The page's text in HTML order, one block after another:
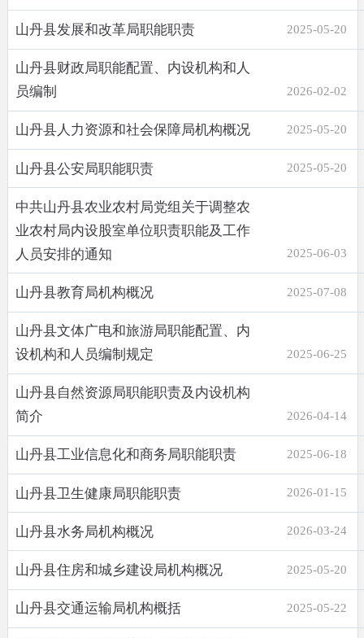
山丹县发展和改革局职能职责 2025-05-20
山丹县财政局职能配置、内设机构和人
员编制
2026-02-02
山丹县人力资源和社会保障局机构概况 2025-05-20
山丹县公安局职能职责 2025-05-20
中共山丹县农业农村局党组关于调整农
业农村局内设股室单位职责职能及工作
人员安排的通知
2025-06-03
山丹县教育局机构概况 2025-07-08
山丹县文体广电和旅游局职能配置、内
设机构和人员编制规定
2025-06-25
山丹县自然资源局职能职责及内设机构
简介
2026-04-14
山丹县工业信息化和商务局职能职责 2025-06-18
山丹县卫生健康局职能职责 2026-01-15
山丹县水务局机构概况 2026-03-24
山丹县住房和城乡建设局机构概况 2025-05-20
山丹县交通运输局机构概括 2025-05-22